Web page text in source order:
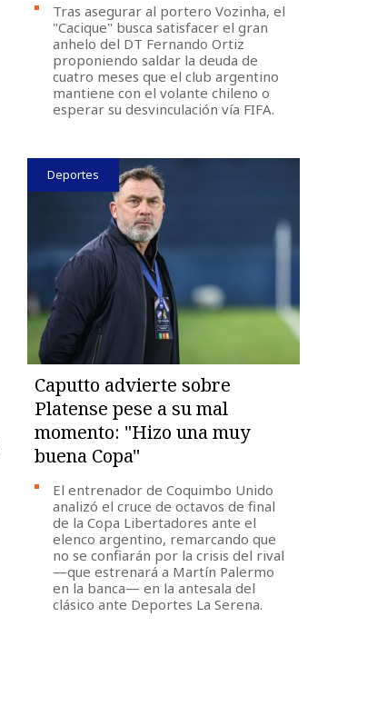
Tras asegurar al portero Vozinha, el
"Cacique" busca satisfacer el gran
anhelo del DT Fernando Ortiz
proponiendo saldar la deuda de
cuatro meses que el club argentino
mantiene con el volante chileno o
esperar su desvinculación vía FIFA.
Deportes
Caputto advierte sobre
Platense pese a su mal
momento: "Hizo una muy
buena Copa"
El entrenador de Coquimbo Unido
analizó el cruce de octavos de final
de la Copa Libertadores ante el
elenco argentino, remarcando que
no se confiarán por la crisis del rival
—que estrenará a Martín Palermo
en la banca— en la antesala del
clásico ante Deportes La Serena.